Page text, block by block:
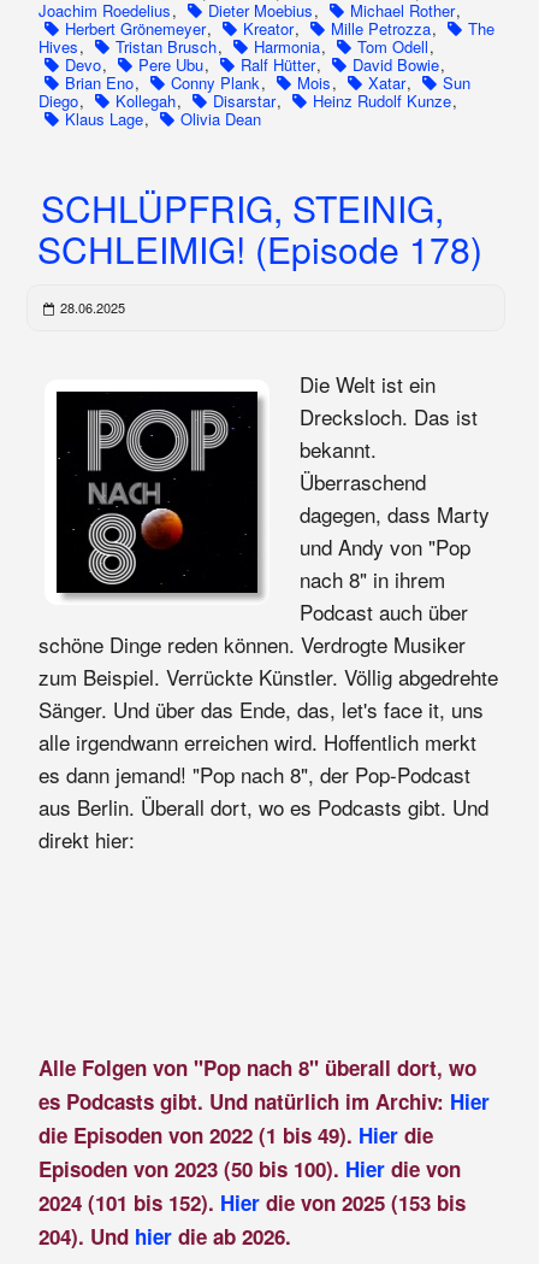
Joachim Roedelius, Dieter Moebius, Michael Rother,
Herbert Grönemeyer, Kreator, Mille Petrozza, The
Hives, Tristan Brusch, Harmonia, Tom Odell,
Devo, Pere Ubu, Ralf Hütter, David Bowie,
Brian Eno, Conny Plank, Mois, Xatar, Sun
Diego, Kollegah, Disarstar, Heinz Rudolf Kunze,
Klaus Lage, Olivia Dean
SCHLÜPFRIG, STEINIG,
SCHLEIMIG! (Episode 178)
28.06.2025
Die Welt ist ein
Drecksloch. Das ist
bekannt.
Überraschend
dagegen, dass Marty
und Andy von "Pop
nach 8" in ihrem
Podcast auch über
schöne Dinge reden können. Verdrogte Musiker
zum Beispiel. Verrückte Künstler. Völlig abgedrehte
Sänger. Und über das Ende, das, let's face it, uns
alle irgendwann erreichen wird. Hoffentlich merkt
es dann jemand! "Pop nach 8", der Pop-Podcast
aus Berlin. Überall dort, wo es Podcasts gibt. Und
direkt hier:
Alle Folgen von "Pop nach 8" überall dort, wo
es Podcasts gibt. Und natürlich im Archiv: Hier
die Episoden von 2022 (1 bis 49). Hierdie
Episoden von 2023 (50 bis 100). Hier die von
2024 (101 bis 152). Hier die von 2025 (153 bis
204). Und hier die ab 2026.